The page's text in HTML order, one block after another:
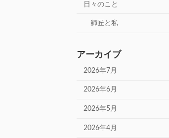
日々のこと
師匠と私
アーカイブ
2026年7月
2026年6月
2026年5月
2026年4月